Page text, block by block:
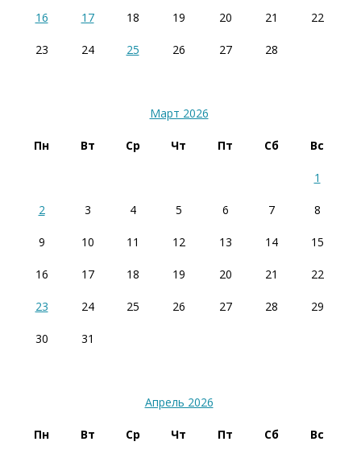
16 17 18 19 20 21 22
23 24 25 26 27 28
Март 2026
Пн Вт Ср Чт Пт Сб Вс
1
2 3 4 5 6 7 8
9 10 11 12 13 14 15
16 17 18 19 20 21 22
23 24 25 26 27 28 29
30 31
Апрель 2026
Пн Вт Ср Чт Пт Сб Вс